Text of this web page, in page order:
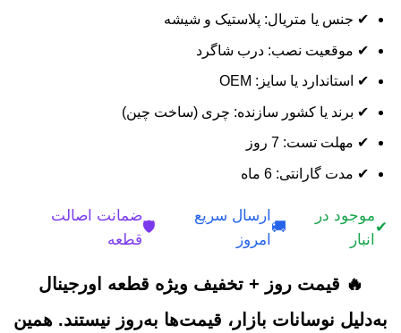
✔ جنس یا متریال: پلاستیک و شیشه
✔ موقعیت نصب: درب شاگرد
✔ استاندارد یا سایز: OEM
✔ برند یا کشور سازنده: چری (ساخت چین)
✔ مهلت تست: 7 روز
✔ مدت گارانتی: 6 ماه
✔
موجود در
انبار
🚚
ارسال سریع
امروز
🛡️
ضمانت اصالت
قطعه
🔥 قیمت روز + تخفیف ویژه قطعه اورجینال
به‌دلیل نوسانات بازار، قیمت‌ها به‌روز نیستند. همین